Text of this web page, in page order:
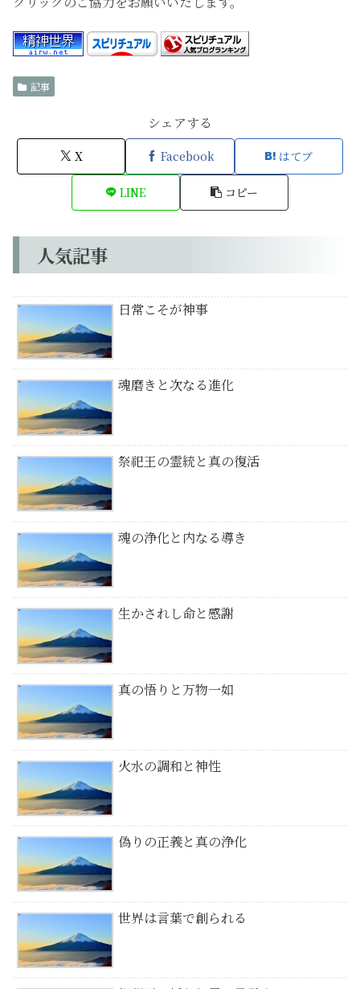
記事
シェアする
X Facebook はてブ
LINE コピー
人気記事
日常こそが神事
魂磨きと次なる進化
祭祀王の霊統と真の復活
魂の浄化と内なる導き
生かされし命と感謝
真の悟りと万物一如
火水の調和と神性
偽りの正義と真の浄化
世界は言葉で創られる